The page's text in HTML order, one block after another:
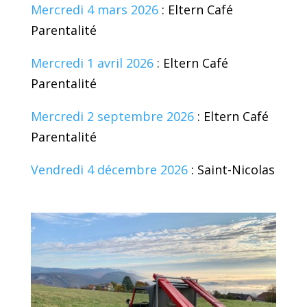
Mercredi 4 mars 2026: Eltern Café
Parentalité
Mercredi 1 avril 2026: Eltern Café
Parentalité
Mercredi 2 septembre 2026: Eltern Café
Parentalité
Vendredi 4 décembre 2026: Saint-Nicolas